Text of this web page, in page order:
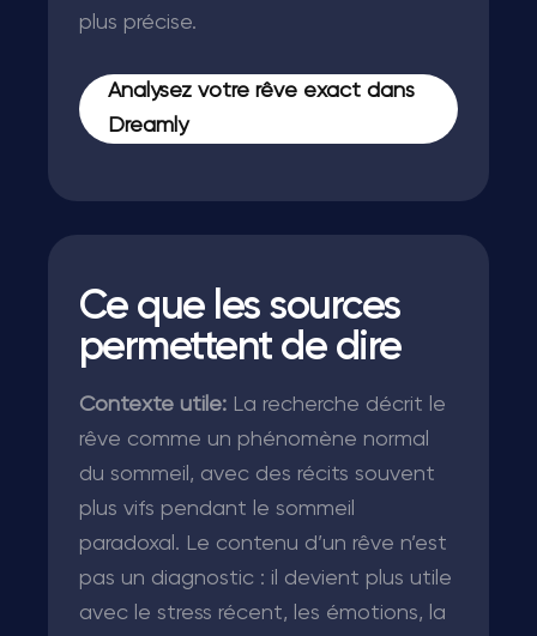
plus précise.
Analysez votre rêve exact dans
Dreamly
Ce que les sources
permettent de dire
Contexte utile: La recherche décrit le
rêve comme un phénomène normal
du sommeil, avec des récits souvent
plus vifs pendant le sommeil
paradoxal. Le contenu d’un rêve n’est
pas un diagnostic : il devient plus utile
avec le stress récent, les émotions, la